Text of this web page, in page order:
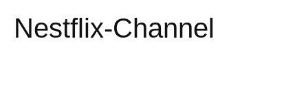
Nestflix-Channel